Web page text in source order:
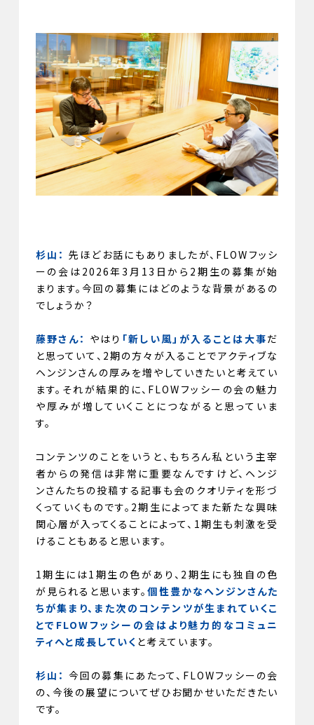
杉山： 先ほどお話にもありましたが、FLOWフッシ
ーの会は2026年3月13日から2期生の募集が始
まります。今回の募集にはどのような背景があるの
でしょうか？
藤野さん： やはり 「新しい風」が入ることは大事だ
と思っていて、2期の方々が入ることでアクティブな
ヘンジンさんの厚みを増やしていきたいと考えてい
ます。それが結果的に、FLOWフッシーの会の魅力
や厚みが増していくことにつながると思っていま
す。
コンテンツのことをいうと、もちろん私という主宰
者からの発信は非常に重要なんですけど、ヘンジ
ンさんたちの投稿する記事も会のクオリティを形づ
くっていくものです。2期生によってまた新たな興味
関心層が入ってくることによって、1期生も刺激を受
けることもあると思います。
1期生には1期生の色があり、2期生にも独自の色
が見られると思います。個性豊かなヘンジンさんた
ちが集まり、また次のコンテンツが生まれていくこ
とでFLOWフッシーの会はより魅力的なコミュニ
ティへと成長していく と考えています。
杉山： 今回の募集にあたって、FLOWフッシーの会
の、今後の展望についてぜひお聞かせいただきたい
です。